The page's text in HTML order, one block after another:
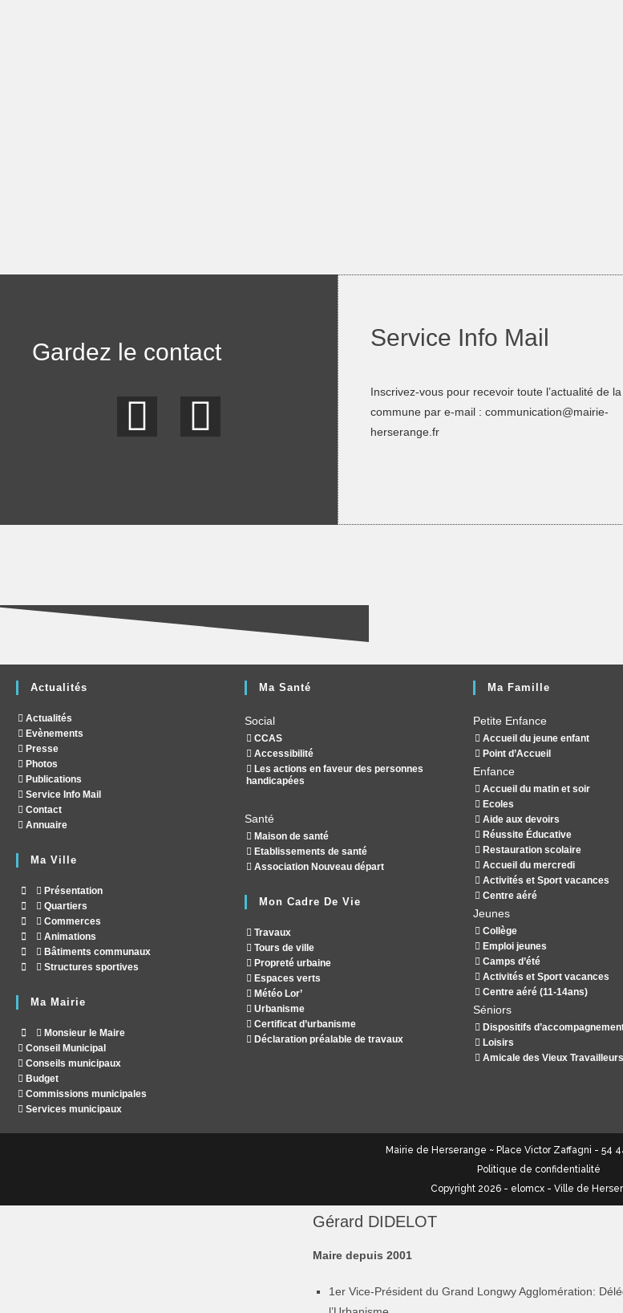
Gardez le contact
Service Info Mail
Inscrivez-vous pour recevoir toute l’actualité de la
commune par e-mail :communication@mairie-
herserange.fr
Actualités
Actualités
Evènements
Presse
Photos
Publications
Service Info Mail
Contact
Annuaire
Ma Ville
Présentation
Quartiers
Commerces
Animations
Bâtiments communaux
Structures sportives
Ma Mairie
Monsieur le Maire
Conseil Municipal
Conseils municipaux
Budget
Commissions municipales
Services municipaux
Ma Santé
Social
CCAS
Accessibilité
Les actions en faveur des personnes
handicapées
Santé
Maison de santé
Etablissements de santé
Association Nouveau départ
Mon Cadre De Vie
Travaux
Tours de ville
Propreté urbaine
Espaces verts
Météo Lor’
Urbanisme
Certificat d’urbanisme
Déclaration préalable de travaux
Ma Famille
Petite Enfance
Accueil du jeune enfant
Point d’Accueil
Enfance
Accueil du matin et soir
Ecoles
Aide aux devoirs
Réussite Éducative
Restauration scolaire
Accueil du mercredi
Activités et Sport vacances
Centre aéré
Jeunes
Collège
Emploi jeunes
Camps d’été
Activités et Sport vacances
Centre aéré (11-14ans)
Séniors
Dispositifs
Loisirs
Amicale des Vieux Travailleurs
Mairie de Herserange ~ Place Victor Zaffagni - 54
Politique de confidentialité
Copyright 2026 - elomcx - Ville de
Gérard DIDELOT
Maire depuis 2001
1er Vice-Président du Grand Longwy Agglomération: